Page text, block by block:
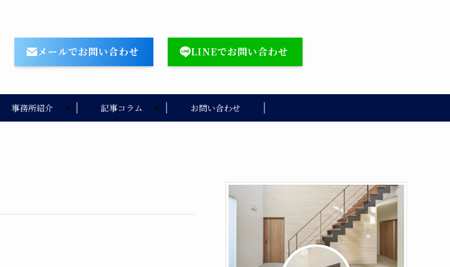
事務所紹介 記事コラム お問い合わせ
メールでお問い合わせ LINEでお問い合わせ